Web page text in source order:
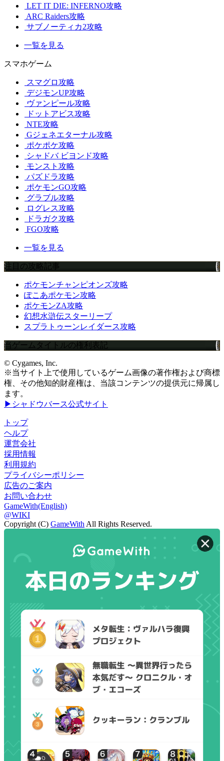
LET IT DIE: INFERNO攻略
ARC Raiders攻略
サブノーティカ2攻略
一覧を見る
スマホゲーム
スマグロ攻略
デジモンUP攻略
ヴァンピール攻略
ドットアビス攻略
NTE攻略
Gジェネエターナル攻略
ポケポケ攻略
シャドバ ビヨンド攻略
モンスト攻略
パズドラ攻略
ポケモンGO攻略
グラブル攻略
ログレス攻略
ドラガク攻略
FGO攻略
一覧を見る
注目の攻略記事
ポケモンチャンピオンズ攻略
ぽこあポケモン攻略
ポケモンZA攻略
幻想水滸伝スターリープ
スプラトゥーンレイダース攻略
当ゲームタイトルの権利表記
© Cygames, Inc.
※当サイト上で使用しているゲーム画像の著作権および商標
権、その他知的財産権は、当該コンテンツの提供元に帰属し
ます。
▶シャドウバース公式サイト
トップ
ヘルプ
運営会社
採用情報
利用規約
プライバシーポリシー
広告のご案内
お問い合わせ
GameWith(English)
@WIKI
Copyright (C) GameWith All Rights Reserved.